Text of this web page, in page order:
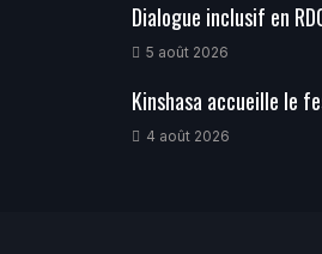
Dialogue inclusif en
5 août 2026
Kinshasa accueille le
4 août 2026